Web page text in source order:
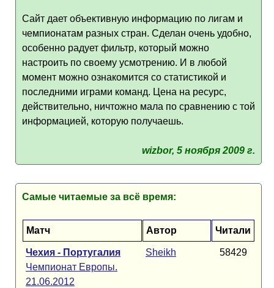
Сайт дает объективную информацию по лигам и
чемпионатам разных стран. Сделан очень удобно,
особенно радует фильтр, который можно
настроить по своему усмотрению. И в любой
момент можно ознакомится со статистикой и
последними играми команд. Цена на ресурс,
действительно, ничтожно мала по сравнению с той
информацией, которую получаешь.
wizbor, 5 ноября 2009 г.
Самые читаемые за всё время:
Матч Автор Читали
Чехия - Португалия
Чемпионат Европы.
21.06.2012
Sheikh 58429